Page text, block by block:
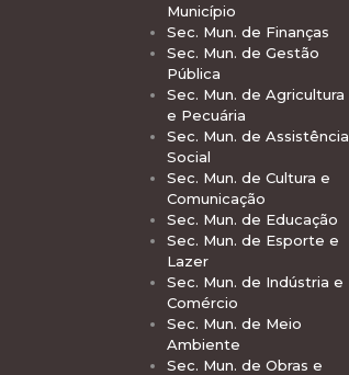
Município
Sec. Mun. de Finanças
Sec. Mun. de Gestão
Pública
Sec. Mun. de Agricultura
e Pecuária
Sec. Mun. de Assistência
Social
Sec. Mun. de Cultura e
Comunicação
Sec. Mun. de Educação
Sec. Mun. de Esporte e
Lazer
Sec. Mun. de Indústria e
Comércio
Sec. Mun. de Meio
Ambiente
Sec. Mun. de Obras e